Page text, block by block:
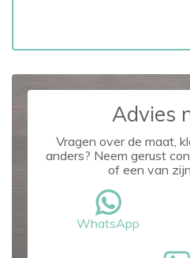
Advies
Vragen over de maat,
anders? Neem gerust
of een van
WhatsApp